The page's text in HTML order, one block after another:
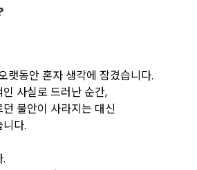
랫동안 혼자 생각에 잠겼습니다.
사실로 드러난 순간,
불안이 사라지는 대신
다.